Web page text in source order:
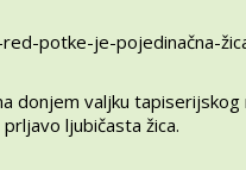
donjem valjku
ljubičasta žica.